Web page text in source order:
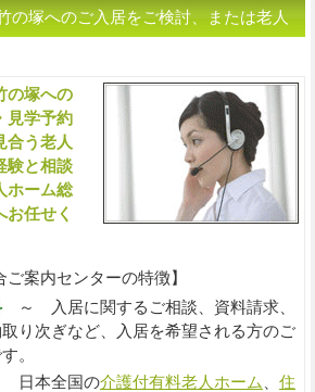
の塚へのご入居をご検討、または老人
の塚への
見学予約
合う老人
験と相談
ホーム総
お任せく
ご案内センターの特徴】
～ 入居に関するご相談、資料請求、
り次ぎなど、入居を希望される方のご
。
本全国の介護付有料老人ホーム
住